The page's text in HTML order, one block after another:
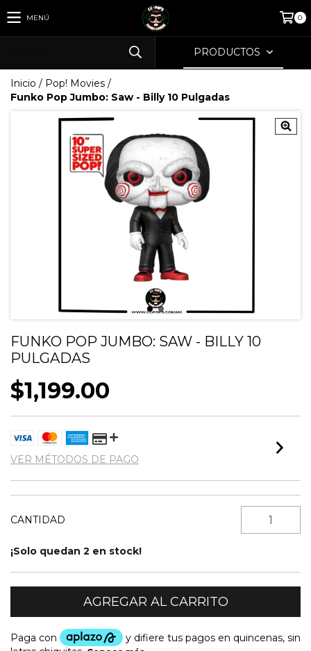
MENÚ 0
PRODUCTOS
Inicio / Pop! Movies /
Funko Pop Jumbo: Saw - Billy 10 Pulgadas
FUNKO POP JUMBO: SAW - BILLY 10
PULGADAS
$1,199.00
VER MÉTODOS DE PAGO
CANTIDAD
¡Solo quedan 2 en stock!